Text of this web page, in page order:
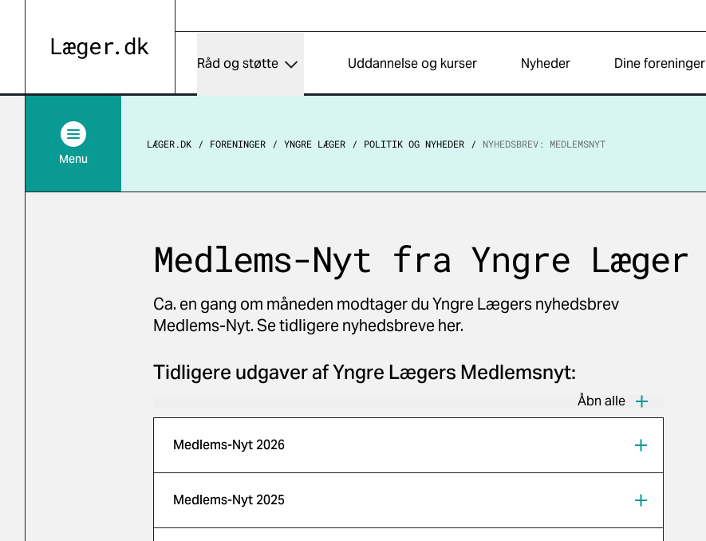
Råd og støtte Uddannelse og kurser Nyheder Dine foreninger
Menu
LÆGER.DK FORENINGER YNGRE LÆGER POLITIK OG NYHEDER NYHEDSBREV: MEDLEMSNYT
Medlems-Nyt fra Yngre Læger
Ca. en gang om måneden modtager du Yngre Lægers nyhedsbrev
Medlems-Nyt. Se tidligere nyhedsbreve her.
Tidligere udgaver af Yngre Lægers Medlemsnyt:
Åbn alle
Medlems-Nyt 2026
Medlems-Nyt 2025